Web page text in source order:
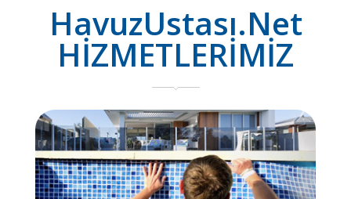
HavuzUstası.Net
HİZMETLERİMİZ